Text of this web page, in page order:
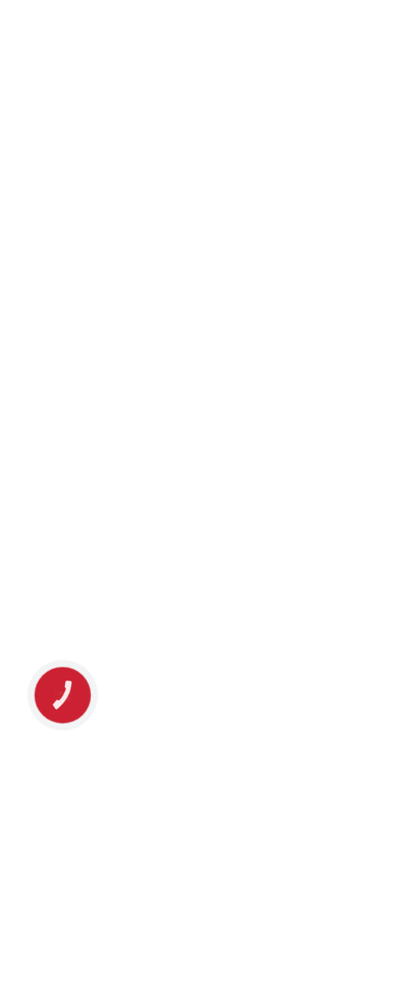
КНОПКА
ЗВ'ЯЗКУ